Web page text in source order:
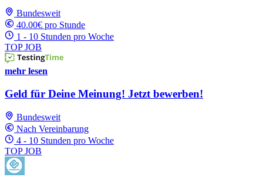
Bundesweit
40.00€ pro Stunde
1 - 10 Stunden pro Woche
TOP JOB
mehr lesen
Geld für Deine Meinung! Jetzt bewerben!
Bundesweit
Nach Vereinbarung
4 - 10 Stunden pro Woche
TOP JOB